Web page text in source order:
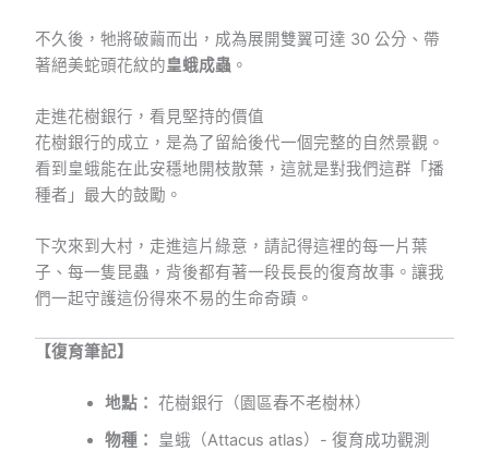
不久後，牠將破繭而出，成為展開雙翼可達 30 公分、帶
著絕美蛇頭花紋的皇蛾成蟲 。
走進花樹銀行，看見堅持的價值
花樹銀行的成立，是為了留給後代一個完整的自然景觀。
看到皇蛾能在此安穩地開枝散葉，這就是對我們這群「播
種者」最大的鼓勵。
下次來到大村，走進這片綠意，請記得這裡的每一片葉
子、每一隻昆蟲，背後都有著一段長長的復育故事。讓我
們一起守護這份得來不易的生命奇蹟。
【復育筆記】
地點： 花樹銀行（園區春不老樹林）
物種：
皇蛾（Attacus atlas）- 復育成功觀測